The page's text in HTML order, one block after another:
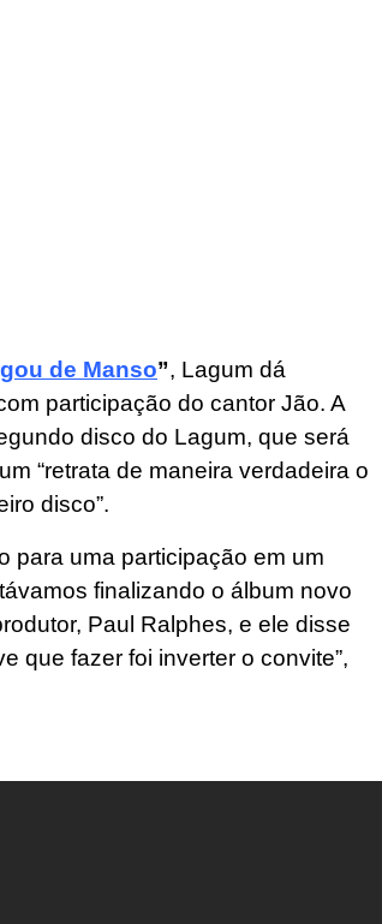
de Manso”, Lagum dá
participação do cantor Jão. A
disco do Lagum, que será
“retrata de maneira verdadeira o
disco”.
para uma participação em um
finalizando o álbum novo
Paul Ralphes, e ele disse
que fazer foi inverter o convite”,